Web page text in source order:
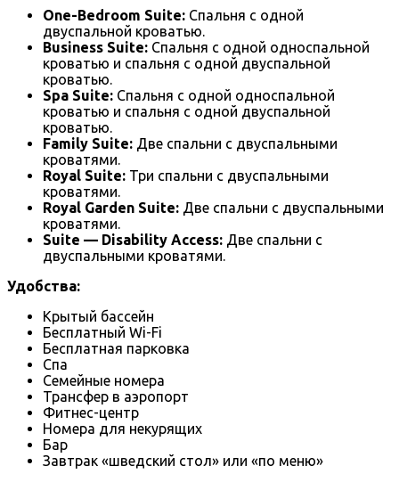
One-Bedroom Suite: Спальня с одной
двуспальной кроватью.
Business Suite: Спальня с одной односпальной
кроватью и спальня с одной двуспальной
кроватью.
Spa Suite: Спальня с одной односпальной
кроватью и спальня с одной двуспальной
кроватью.
Family Suite: Две спальни с двуспальными
кроватями.
Royal Suite: Три спальни с двуспальными
кроватями.
Royal Garden Suite: Две спальни с двуспальными
кроватями.
Suite — Disability Access: Две спальни с
двуспальными кроватями.
Удобства:
Крытый бассейн
Бесплатный Wi-Fi
Бесплатная парковка
Спа
Семейные номера
Трансфер в аэропорт
Фитнес-центр
Номера для некурящих
Бар
Завтрак «шведский стол» или «по меню»